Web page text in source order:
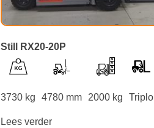
Still RX20-20P
3730 kg 4780 mm 2000 kg Triplo
Lees verder